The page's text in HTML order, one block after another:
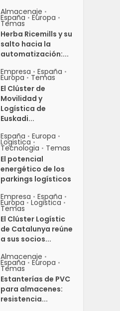
Almacenaje •
España • Europa •
Temas
Herba Ricemills y su
salto hacia la
automatización:...
Empresa • España •
Europa • Temas
El Clúster de
Movilidad y
Logística de
Euskadi...
España • Europa •
Logistica •
Tecnologia • Temas
El potencial
energético de los
parkings logísticos
Empresa • España •
Europa • Logistica •
Temas
El Clúster Logístic
de Catalunya reúne
a sus socios...
Almacenaje •
España • Europa •
Temas
Estanterías de PVC
para almacenes:
resistencia...